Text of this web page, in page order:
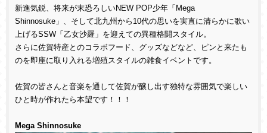
新進気鋭、将来が末恐ろしいNEW POP少年「Mega
Shinnosuke」、そして北九州から10代の思いを実直に清らかに歌い
上げるSSW「乙女沙羅」を迎えての異種格闘スタイル。
さらに佐賀特産とのコラボフード、グッズなどなど、ピンと来たも
のを即座に取り入れる増殖スタイルの雑食イベントです。
佐賀の皆さんと音楽を通して佐賀が醸し出す独特な雰囲気で楽しい
ひと時が作れたら本望です！！！
Mega Shinnosuke